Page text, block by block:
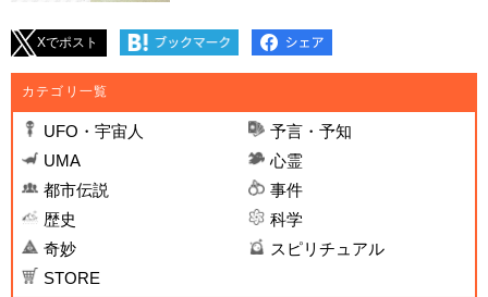
Xでポスト
カテゴリ一覧
UFO・宇宙人
予言・予知
UMA
心霊
都市伝説
事件
歴史
科学
奇妙
スピリチュアル
STORE